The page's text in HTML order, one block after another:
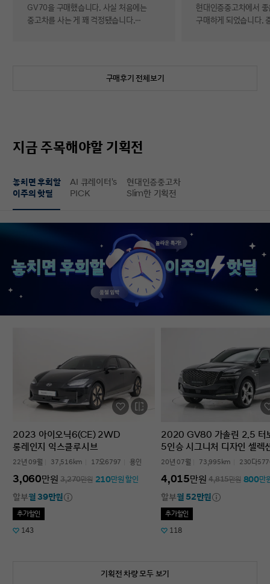
GV70을 구매했습니다. 사실 처음에는
중고차를 사는 게 꽤 걱정됐습니다.
보면 예상과 달라서 후회했다는 이야기도
제공돼서 불안감이 많이 줄었다는
상태가 더 좋아서 만족도가 높았습니다.
중고차지만 관리가 잘 된 차량이라는
느낌이 확실히 들었습니다. 무엇보다
좋았던 건 ‘중고차인데도 걱정이 거의
없었다’는 점입니다. 차를 잘 모르는 사람
입장에서는 어디를 봐야 할지부터
막막한데, 그런 부담이 많이 줄었습니다.
온라인으로 비교하고 구매까지 진행할 수
있어서 시간적으로도 편했고, 직장인
입장에서는 이 부분이 특히
있을 것 같습니다. 중고차 구매가
처음이거나 차량 상태 확인이 어려운
분들에게는 현대인증중고차를 충분히
고려해볼 만하다고 생각합니다.
현대인증중고차에서
구매하게 되었습니다.
도착해 기분 좋게 차를
완벽한 경험이었습니
고민하는 사람 있으면
현대인증중고차 추천
차량 보내주셔서 감사
구매후기 전체보기
지금 주목해야할 기획전
놓치면 후회할
이주의 핫딜
AI 큐레이터's
PICK
현대인증중고차
Slim한 기획전
2023 아이오닉6(CE) 2WD
롱레인지 익스클루시브
22년 09월 37,516km 17오6797 용인
3,060만원 3,270만원 210만원 할인
할부월 39만원
추가할인
143
2020 GV80 가솔린 2.5 터
5인승 시그니처 디자인 셀
20년 07월 73,995km 230다
4,015만원 4,815만원 800만
할부월 52만원
추가할인
118
기획전 차량 모두 보기